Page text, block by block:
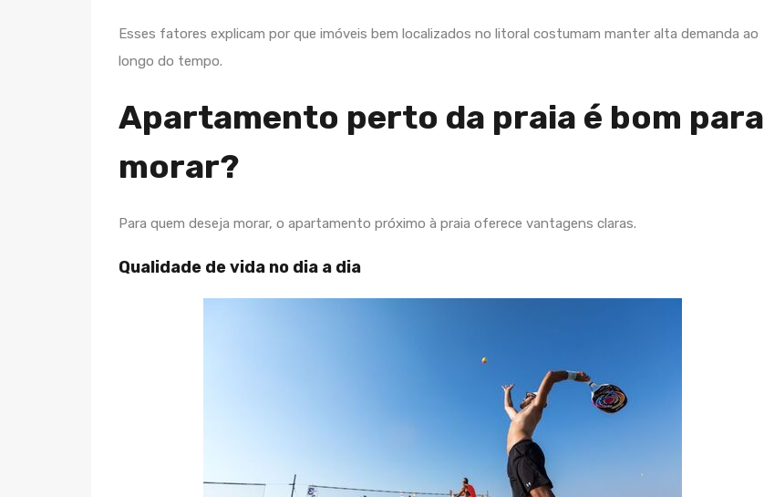
Esses fatores explicam por que imóveis bem localizados no litoral costumam manter alta demanda ao
longo do tempo.
Apartamento perto da praia é bom para
morar?
Para quem deseja morar, o apartamento próximo à praia oferece vantagens claras.
Qualidade de vida no dia a dia